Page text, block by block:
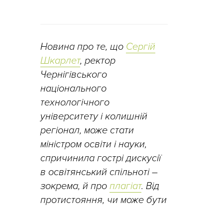
Новина про те, що Сергій
Шкарлет, ректор
Чернігівського
національного
технологічного
університету і колишній
регіонал, може стати
міністром освіти і науки,
спричинила гострі дискусії
в освітянський спільноті –
зокрема, й про плагіат. Від
протистояння, чи може бути